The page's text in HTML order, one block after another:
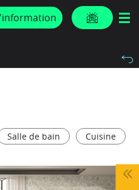
Salle de bain Cuisine